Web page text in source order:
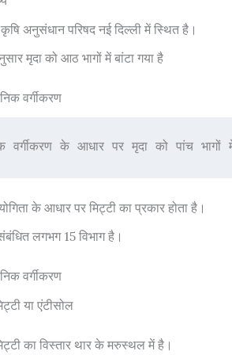
कृषि अनुसंधान परिषद नई दिल्ली में स्थित है।
मृदा को आठ भागों में बांटा गया है
वर्गीकरण
वर्गीकरण के आधार पर मृदा को पांच भागों
के आधार पर मिट्टी का प्रकार होता है।
लगभग 15 विभाग है।
वर्गीकरण
या एंटीसोल
का विस्तार थार के मरुस्थल में है।